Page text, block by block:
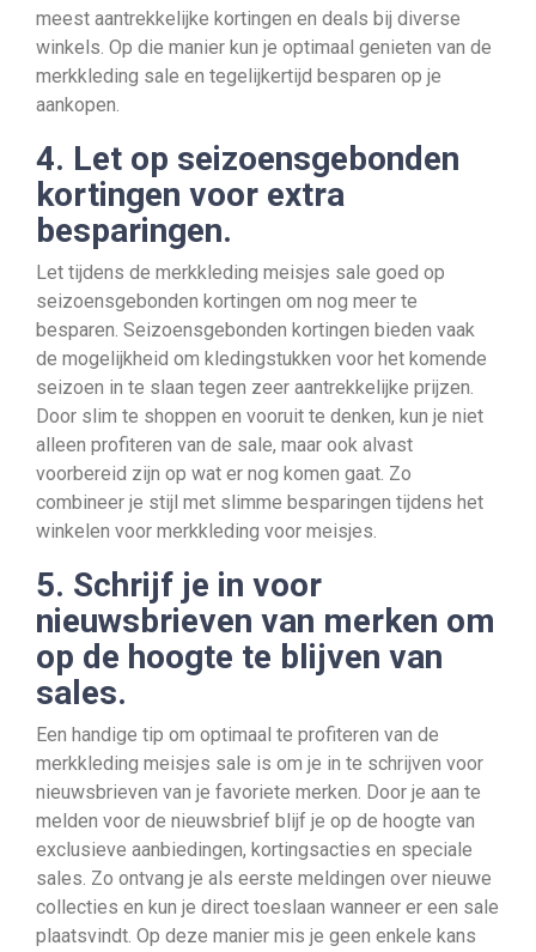
meest aantrekkelijke kortingen en deals bij diverse
winkels. Op die manier kun je optimaal genieten van de
merkkleding sale en tegelijkertijd besparen op je
aankopen.
4. Let op seizoensgebonden
kortingen voor extra
besparingen.
Let tijdens de merkkleding meisjes sale goed op
seizoensgebonden kortingen om nog meer te
besparen. Seizoensgebonden kortingen bieden vaak
de mogelijkheid om kledingstukken voor het komende
seizoen in te slaan tegen zeer aantrekkelijke prijzen.
Door slim te shoppen en vooruit te denken, kun je niet
alleen profiteren van de sale, maar ook alvast
voorbereid zijn op wat er nog komen gaat. Zo
combineer je stijl met slimme besparingen tijdens het
winkelen voor merkkleding voor meisjes.
5. Schrijf je in voor
nieuwsbrieven van merken om
op de hoogte te blijven van
sales.
Een handige tip om optimaal te profiteren van de
merkkleding meisjes sale is om je in te schrijven voor
nieuwsbrieven van je favoriete merken. Door je aan te
melden voor de nieuwsbrief blijf je op de hoogte van
exclusieve aanbiedingen, kortingsacties en speciale
sales. Zo ontvang je als eerste meldingen over nieuwe
collecties en kun je direct toeslaan wanneer er een sale
plaatsvindt. Op deze manier mis je geen enkele kans